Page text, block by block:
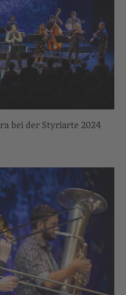
bei der Styriarte 2024